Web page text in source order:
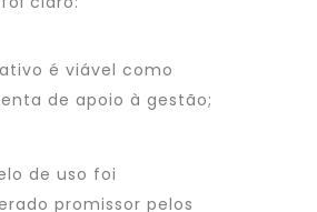
é viável como
de apoio à gestão;
de uso foi
promissor pelos